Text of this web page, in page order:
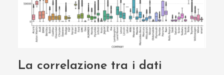
La correlazione tra i dati